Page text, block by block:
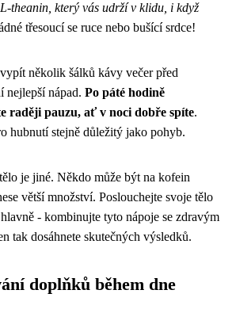
theanin, který vás udrží v klidu, i když
třesoucí se ruce nebo bušící srdce!
několik šálků kávy večer před
nejlepší nápad. Po páté hodině
raději pauzu, ať v noci dobře spíte.
hubnutí stejně důležitý jako pohyb.
je jiné. Někdo může být na kofein
větší množství. Poslouchejte svoje tělo
- kombinujte tyto nápoje se zdravým
tak dosáhnete skutečných výsledků.
doplňků během dne